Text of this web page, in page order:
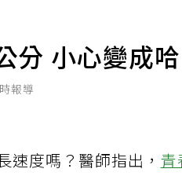
分 小心變成
報導
速度嗎？醫師指出，